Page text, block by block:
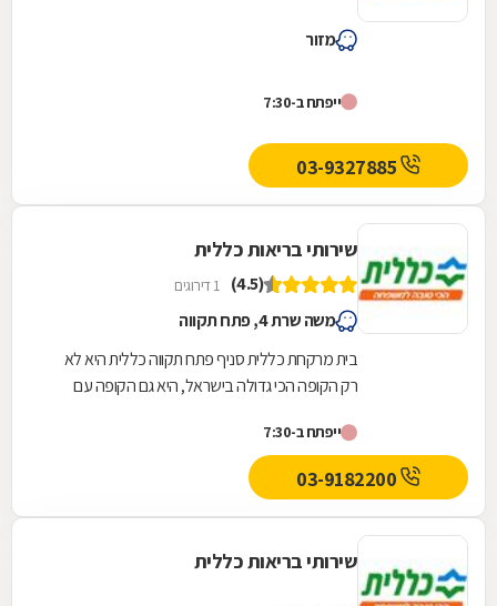
מזור
ייפתח ב-7:30
שירותי בריאות כללית
(4.5) 1 דירוגים
משה שרת 4, פתח תקווה
בית מרקחת כללית סניף פתח תקווה כללית היא לא
רק הקופה הכי גדולה בישראל, היא גם הקופה עם
אנחנו גאים...
ייפתח ב-7:30
שירותי בריאות כללית